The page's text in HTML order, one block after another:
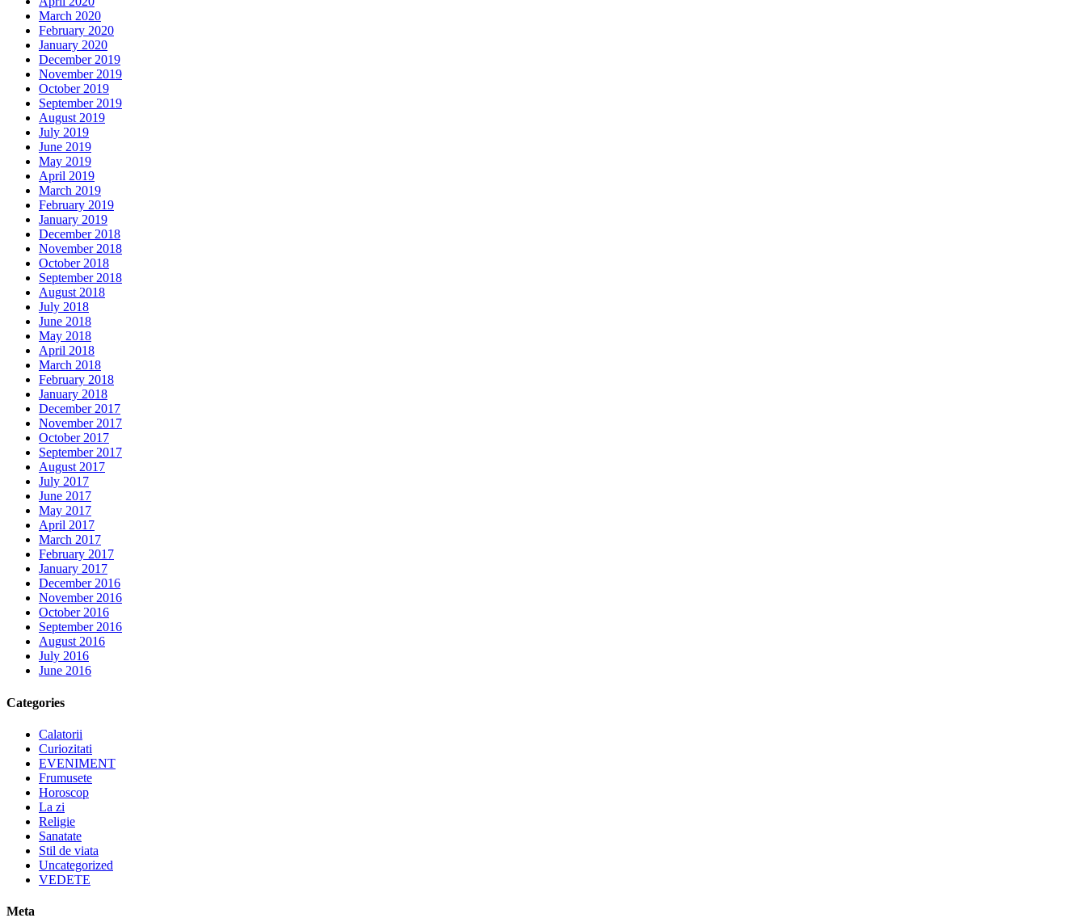
March 2020
February 2020
January 2020
December 2019
November 2019
October 2019
September 2019
August 2019
July 2019
June 2019
May 2019
April 2019
March 2019
February 2019
January 2019
December 2018
November 2018
October 2018
September 2018
August 2018
July 2018
June 2018
May 2018
April 2018
March 2018
February 2018
January 2018
December 2017
November 2017
October 2017
September 2017
August 2017
July 2017
June 2017
May 2017
April 2017
March 2017
February 2017
January 2017
December 2016
November 2016
October 2016
September 2016
August 2016
July 2016
June 2016
Categories
Calatorii
Curiozitati
EVENIMENT
Frumusete
Horoscop
La zi
Religie
Sanatate
Stil de viata
Uncategorized
VEDETE
Meta